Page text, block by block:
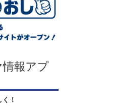
報アプ
！